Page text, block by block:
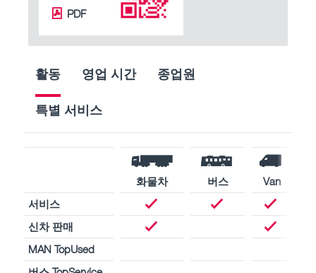
PDF
활동 영업 시간 종업원
특별 서비스
화물차 버스
Van
서비스
신차 판매
MAN TopUsed